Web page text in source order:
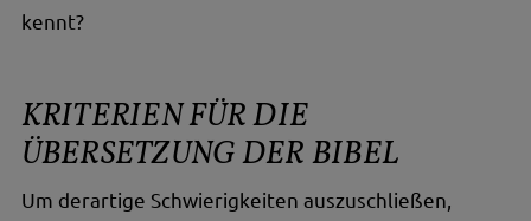
kennt?
KRITERIEN FÜR DIE
ÜBERSETZUNG DER BIBEL
Um derartige Schwierigkeiten auszuschließen,